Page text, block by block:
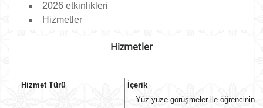
2026 etkinlikleri
Hizmetler
Hizmetler
Hizmet Türü İçerik
Yüz yüze görüşmeler ile öğrencinin